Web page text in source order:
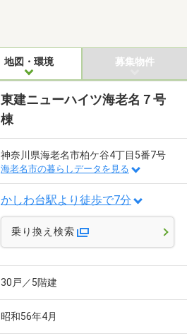
地図・環境 募集物件
東建ニューハイツ海老名７号
棟
神奈川県海老名市柏ケ谷4丁目5番7号
海老名市の暮らしデータを見る
かしわ台駅より徒歩で7分
乗り換え検索
30戸／5階建
昭和56年4月